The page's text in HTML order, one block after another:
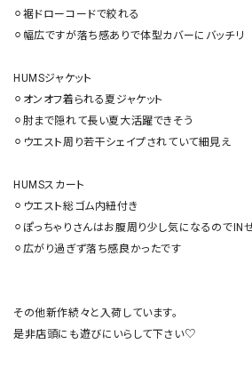
⚪︎裾ドローコードで絞れる
⚪︎幅広ですが落ち感ありで体型カバーにバッチリ
HUMSジャケット
⚪︎オンオフ着られる夏ジャケット
⚪︎肘まで隠れて長い夏大活躍できそう
⚪︎ウエスト周り若干シェイプされていて細見え
HUMSスカート
⚪︎ウエスト総ゴム内紐付き
⚪︎ぽっちゃりさんはお腹周り少し気になるのでIN
⚪︎広がり過ぎず落ち感良かったです
その他新作続々と入荷しています。
是非店頭にも遊びにいらして下さい♡